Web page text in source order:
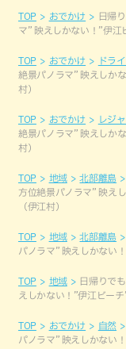
TOP おでかけ
日帰
マ” 映えしかない！”伊江
TOP おでかけ ドラ
絶景パノラマ” 映えしか
村）
TOP おでかけ レジ
絶景パノラマ” 映えしか
村）
TOP 地域 北部離島
方位絶景パノラマ” 映え
（伊江村）
TOP 地域 北部離島
パノラマ” 映えしかない
TOP 地域
日帰りで
えしかない！”伊江ビー
TOP おでかけ 自然
パノラマ” 映えしかない